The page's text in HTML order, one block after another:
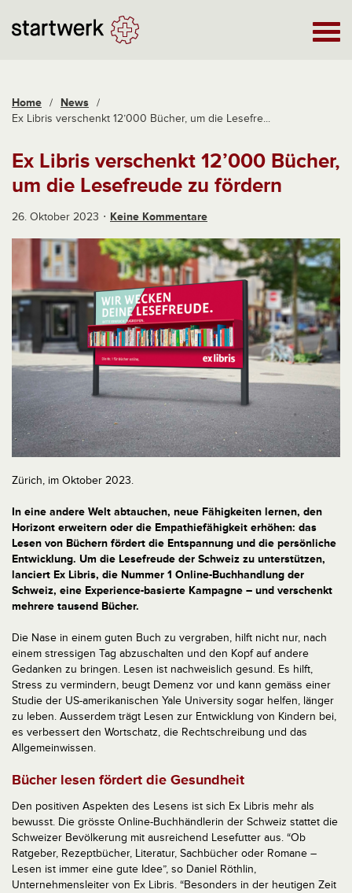
Home / News /
Ex Libris verschenkt 12’000 Bücher, um die Lesefre...
Ex Libris verschenkt 12’000 Bücher,
um die Lesefreude zu fördern
26. Oktober 2023 Keine Kommentare
Zürich, im Oktober 2023.
In eine andere Welt abtauchen, neue Fähigkeiten lernen, den
Horizont erweitern oder die Empathiefähigkeit erhöhen: das
Lesen von Büchern fördert die Entspannung und die persönliche
Entwicklung. Um die Lesefreude der Schweiz zu unterstützen,
lanciert Ex Libris, die Nummer 1 Online-Buchhandlung der
Schweiz, eine Experience-basierte Kampagne – und verschenkt
mehrere tausend Bücher.
Die Nase in einem guten Buch zu vergraben, hilft nicht nur, nach
einem stressigen Tag abzuschalten und den Kopf auf andere
Gedanken zu bringen. Lesen ist nachweislich gesund. Es hilft,
Stress zu vermindern, beugt Demenz vor und kann gemäss einer
Studie der US-amerikanischen Yale University sogar helfen, länger
zu leben. Ausserdem trägt Lesen zur Entwicklung von Kindern bei,
es verbessert den Wortschatz, die Rechtschreibung und das
Allgemeinwissen.
Bücher lesen fördert die Gesundheit
Den positiven Aspekten des Lesens ist sich Ex Libris mehr als
bewusst. Die grösste Online-Buchhändlerin der Schweiz stattet die
Schweizer Bevölkerung mit ausreichend Lesefutter aus. “Ob
Ratgeber, Rezeptbücher, Literatur, Sachbücher oder Romane –
Lesen ist immer eine gute Idee”, so Daniel Röthlin,
Unternehmensleiter von Ex Libris. “Besonders in der heutigen Zeit